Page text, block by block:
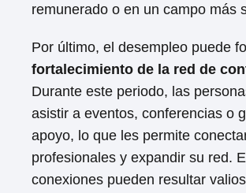
remunerado o en un campo más
Por último, el desempleo puede
fortalecimiento de la red de
Durante este periodo, las
asistir a eventos, conferencias o
apoyo, lo que les permite
profesionales y expandir su red.
conexiones pueden resultar